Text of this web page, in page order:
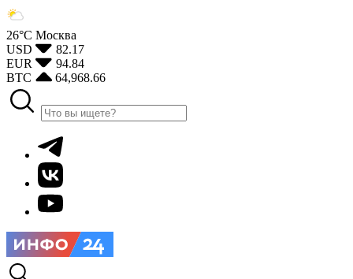
26°С Москва
USD
82.17
EUR
94.84
BTC
64,968.66